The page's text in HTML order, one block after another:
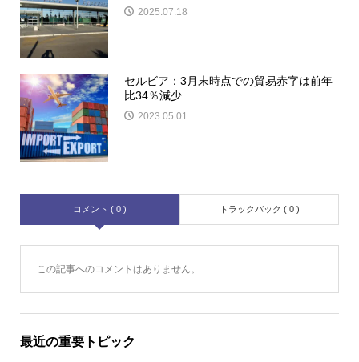
2025.07.18
セルビア：3月末時点での貿易赤字は前年
比34％減少
2023.05.01
コメント ( 0 ) トラックバック ( 0 )
この記事へのコメントはありません。
最近の重要トピック